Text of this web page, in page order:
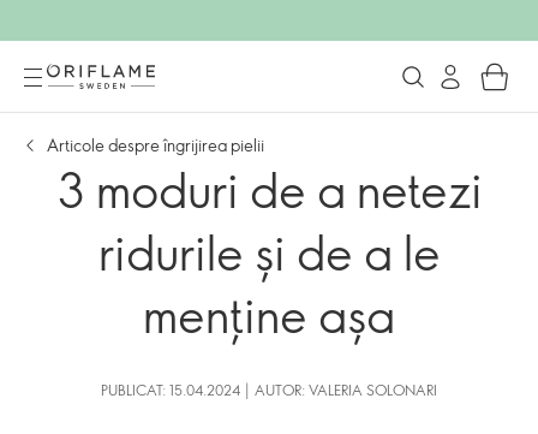
Articole despre îngrijirea pielii
3 moduri de a netezi
ridurile și de a le
menține așa
PUBLICAT: 15.04.2024 | AUTOR: VALERIA SOLONARI